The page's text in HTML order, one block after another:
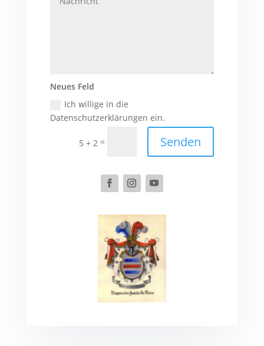
Neues Feld
Ich willige in die
Datenschutzerklärungen ein.
5 + 2 = Senden